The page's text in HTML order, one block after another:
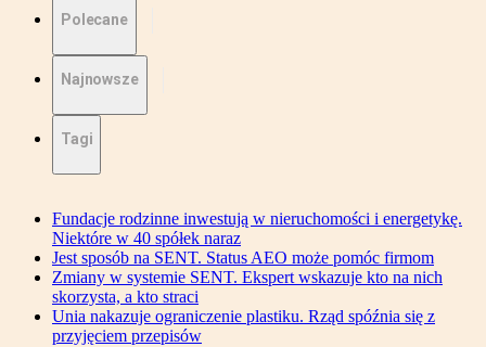
Polecane
Najnowsze
Tagi
Fundacje rodzinne inwestują w nieruchomości i energetykę.
Niektóre w 40 spółek naraz
Jest sposób na SENT. Status AEO może pomóc firmom
Zmiany w systemie SENT. Ekspert wskazuje kto na nich
skorzysta, a kto straci
Unia nakazuje ograniczenie plastiku. Rząd spóźnia się z
przyjęciem przepisów